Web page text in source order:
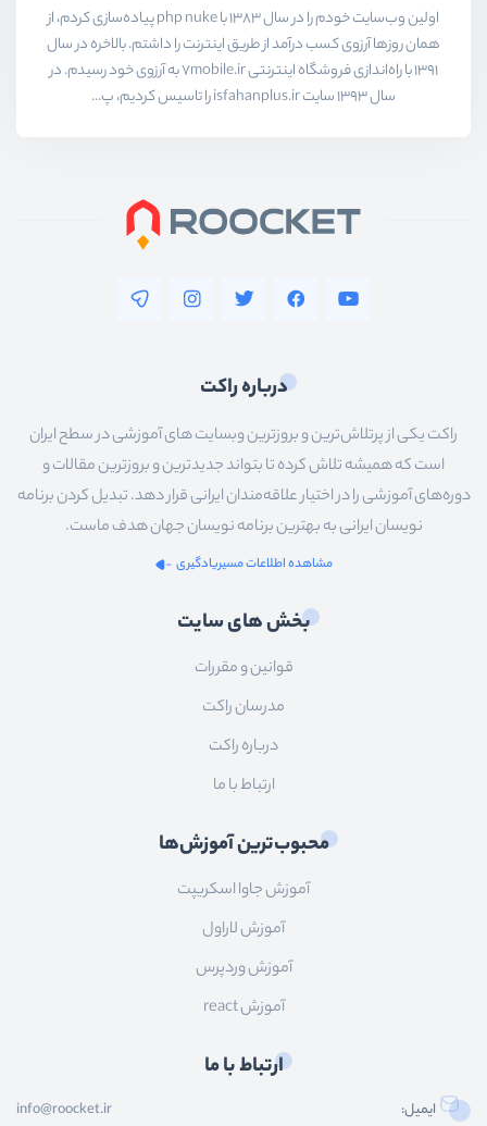
اولین وب‌سایت خودم را در سال 1383 با php nuke پیاده‌سازی کردم، از
همان روزها آرزوی کسب درآمد از طریق اینترنت را داشتم. بالاخره در سال
1391 با راه‌اندازی فروشگاه اینترنتی 7mobile.ir به آرزوی خود رسیدم. در
سال 1393 سایت isfahanplus.ir را تاسیس کردیم، پ...
درباره راکت
راکت یکی از پرتلاش‌ترین و بروزترین وبسایت های آموزشی در سطح ایران
است که همیشه تلاش کرده تا بتواند جدیدترین و بروزترین مقالات و
دوره‌های آموزشی را در اختیار علاقه‌مندان ایرانی قرار دهد. تبدیل کردن برنامه
نویسان ایرانی به بهترین برنامه نویسان جهان هدف ماست.
مشاهده اطلاعات مسیریادگیری
بخش های سایت
قوانین و مقررات
مدرسان راکت
درباره راکت
ارتباط با ما
محبوب‌ترین آموزش‌ها
آموزش جاوا اسکریپت
آموزش لاراول
آموزش وردپرس
آموزش react
ارتباط با ما
ایمیل: info@roocket.ir